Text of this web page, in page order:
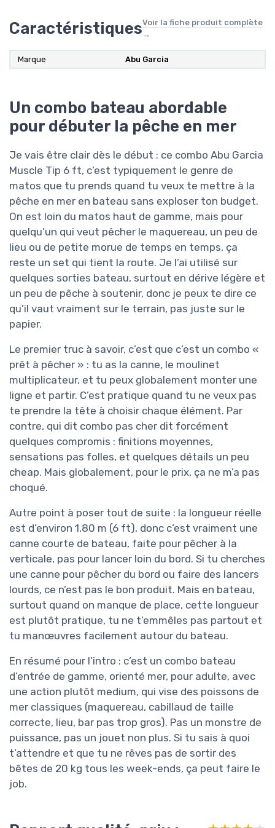
CaractéristiquesVoir la fiche produit complète
→
Marque Abu Garcia
Un combo bateau abordable
pour débuter la pêche en mer
Je vais être clair dès le début : ce combo Abu Garcia
Muscle Tip 6 ft, c’est typiquement le genre de
matos que tu prends quand tu veux te mettre à la
pêche en mer en bateau sans exploser ton budget.
On est loin du matos haut de gamme, mais pour
quelqu’un qui veut pêcher le maquereau, un peu de
lieu ou de petite morue de temps en temps, ça
reste un set qui tient la route. Je l’ai utilisé sur
quelques sorties bateau, surtout en dérive légère et
un peu de pêche à soutenir, donc je peux te dire ce
qu’il vaut vraiment sur le terrain, pas juste sur le
papier.
Le premier truc à savoir, c’est que c’est un combo «
prêt à pêcher » : tu as la canne, le moulinet
multiplicateur, et tu peux globalement monter une
ligne et partir. C’est pratique quand tu ne veux pas
te prendre la tête à choisir chaque élément. Par
contre, qui dit combo pas cher dit forcément
quelques compromis : finitions moyennes,
sensations pas folles, et quelques détails un peu
cheap. Mais globalement, pour le prix, ça ne m’a pas
choqué.
Autre point à poser tout de suite : la longueur réelle
est d’environ 1,80 m (6 ft), donc c’est vraiment une
canne courte de bateau, faite pour pêcher à la
verticale, pas pour lancer loin du bord. Si tu cherches
une canne pour pêcher du bord ou faire des lancers
lourds, ce n’est pas le bon produit. Mais en bateau,
surtout quand on manque de place, cette longueur
est plutôt pratique, tu ne t’emmêles pas partout et
tu manœuvres facilement autour du bateau.
En résumé pour l’intro : c’est un combo bateau
d’entrée de gamme, orienté mer, pour adulte, avec
une action plutôt medium, qui vise des poissons de
mer classiques (maquereau, cabillaud de taille
correcte, lieu, bar pas trop gros). Pas un monstre de
puissance, pas un jouet non plus. Si tu sais à quoi
t’attendre et que tu ne rêves pas de sortir des
bêtes de 20 kg tous les week-ends, ça peut faire le
job.